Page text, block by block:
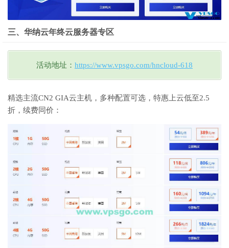
三、华纳云年终云服务器专区
活动地址： https://www.vpsgo.com/hncloud-618
精选主流CN2 GIA云主机，多种配置可选，特惠上云低至2.5
折，续费同价：